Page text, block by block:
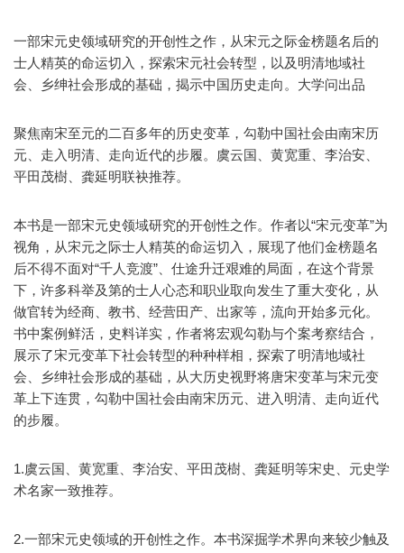
一部宋元史领域研究的开创性之作，从宋元之际金榜题名后的
士人精英的命运切入，探索宋元社会转型，以及明清地域社
会、乡绅社会形成的基础，揭示中国历史走向。大学问出品
聚焦南宋至元的二百多年的历史变革，勾勒中国社会由南宋历
元、走入明清、走向近代的步履。虞云国、黄宽重、李治安、
平田茂樹、龚延明联袂推荐。
本书是一部宋元史领域研究的开创性之作。作者以“宋元变革”为
视角，从宋元之际士人精英的命运切入，展现了他们金榜题名
后不得不面对“千人竞渡”、仕途升迁艰难的局面，在这个背景
下，许多科举及第的士人心态和职业取向发生了重大变化，从
做官转为经商、教书、经营田产、出家等，流向开始多元化。
书中案例鲜活，史料详实，作者将宏观勾勒与个案考察结合，
展示了宋元变革下社会转型的种种样相，探索了明清地域社
会、乡绅社会形成的基础，从大历史视野将唐宋变革与宋元变
革上下连贯，勾勒中国社会由南宋历元、进入明清、走向近代
的步履。
1.虞云国、黄宽重、李治安、平田茂樹、龚延明等宋史、元史学
术名家一致推荐。
2.一部宋元史领域的开创性之作。本书深掘学术界向来较少触及